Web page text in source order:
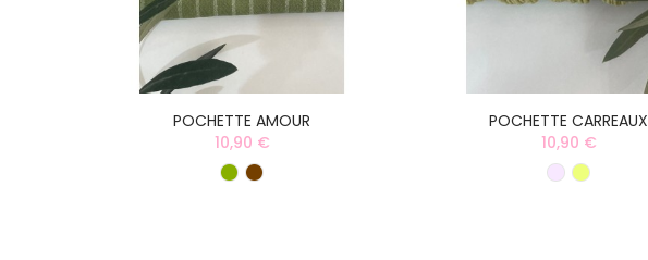
POCHETTE AMOUR
10,90 €
POCHETTE CARREAUX
10,90 €